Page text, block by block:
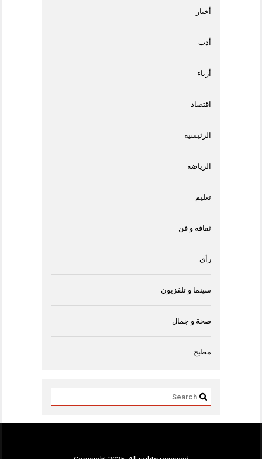
أخبار
أدب
أزياء
اقتصاد
الرئيسية
الرياضة
تعليم
ثقافة و فن
رأى
سينما و تلفزيون
صحة و جمال
مطبخ